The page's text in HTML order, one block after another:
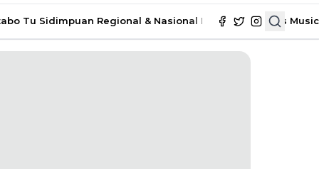
Tu Sidimpuan Regional & Nasional Ekonomi & Bisnis Music